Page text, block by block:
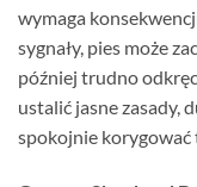
wymaga
sygnały, pies może
później trudno
ustalić jasne zasady,
spokojnie korygować